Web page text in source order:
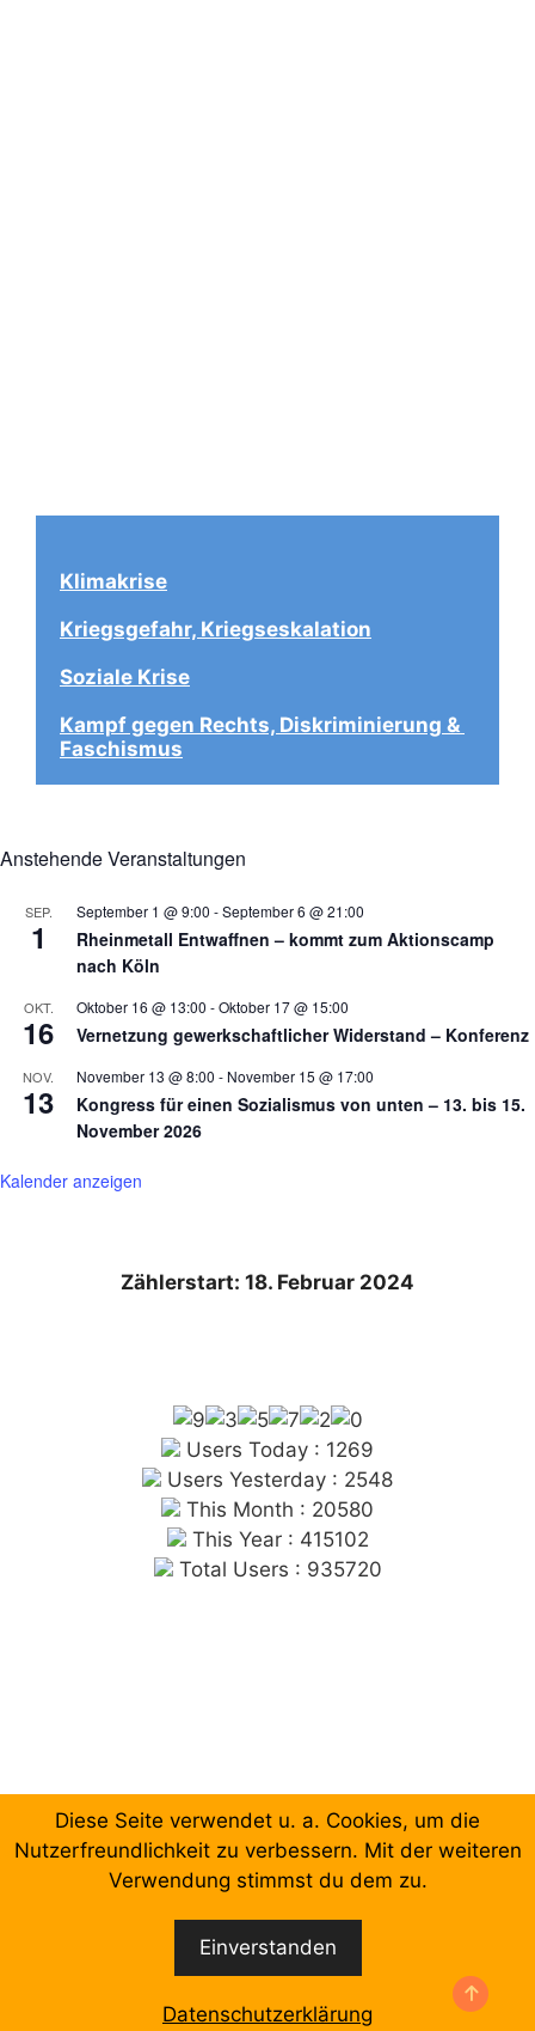
Klimakrise
Kriegsgefahr, Kriegseskalation
Soziale Krise
Kampf gegen Rechts, Diskriminierung &
Faschismus
Anstehende Veranstaltungen
SEP.
1
September 1 @ 9:00 -September 6 @ 21:00
Rheinmetall Entwaffnen – kommt zum Aktionscamp
nach Köln
OKT.
16
Oktober 16 @ 13:00 -Oktober 17 @ 15:00
Vernetzung gewerkschaftlicher Widerstand – Konferenz
NOV.
13
November 13 @ 8:00 - November 15 @ 17:00
Kongress für einen Sozialismus von unten – 13. bis 15.
November 2026
Kalender anzeigen
Zählerstart: 18. Februar 2024
Users Today : 1269
Users Yesterday : 2548
This Month : 20580
This Year : 415102
Total Users : 935720
Chronologische Aufzählung der Beiträge
© 2026 Forum Gewerkschaftliche Linke Berlin •
Erstellt mit GeneratePress
Diese Seite verwendet u. a. Cookies, um die
Nutzerfreundlichkeit zu verbessern. Mit der weiteren
Verwendung stimmst du dem zu.
Einverstanden
Datenschutzerklärung